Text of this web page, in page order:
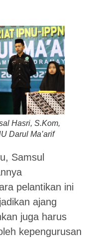
Hasri, S.Kom,
Darul Ma’arif
Samsul
pelantikan ini
ajang
juga harus
kepengurusan